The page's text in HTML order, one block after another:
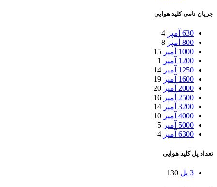
جریان نامی کلید هوایی
630 آمپر
4
800 آمپر
8
1000 آمپر
15
1200 آمپر
1
1250 آمپر
14
1600 آمپر
19
2000 آمپر
20
2500 آمپر
16
3200 آمپر
14
4000 آمپر
10
5000 آمپر
5
6300 آمپر
4
تعداد پل کلید هوایی
3 پل 130